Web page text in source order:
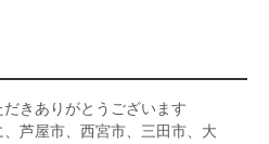
きありがとうございます
芦屋市、西宮市、三田市、大